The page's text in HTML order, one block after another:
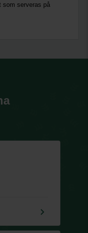
som serveras på
keyboard_arrow_right